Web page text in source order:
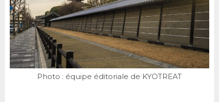
Photo : équipe éditoriale de KYOTREAT